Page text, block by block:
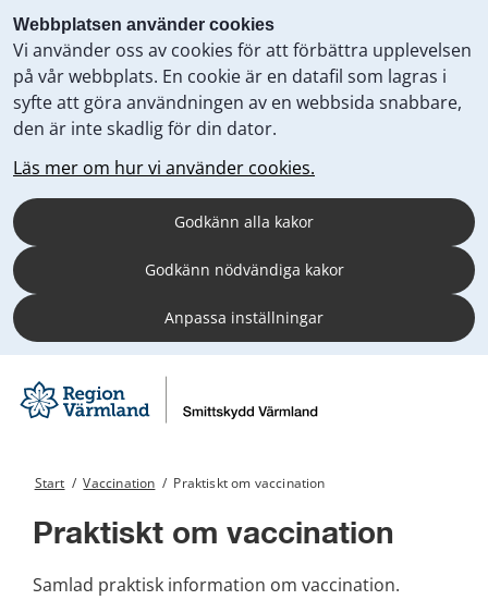
Webbplatsen använder cookies
Vi använder oss av cookies för att förbättra upplevelsen
på vår webbplats. En cookie är en datafil som lagras i
syfte att göra användningen av en webbsida snabbare,
den är inte skadlig för din dator.
Läs mer om hur vi använder cookies.
Godkänn alla kakor
Godkänn nödvändiga kakor
Anpassa inställningar
Start / Vaccination / Praktiskt om vaccination
Praktiskt om vaccination
Samlad praktisk information om vaccination.